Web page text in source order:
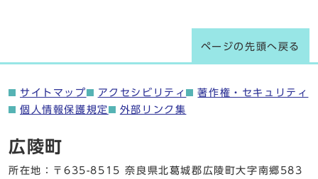
ページの先頭へ戻る
サイトマップ アクセシビリティ
著作権・セキュリティ
個人情報保護規定
外部リンク集
広陵町
所在地：〒635-8515 奈良県北葛城郡広陵町大字南郷583